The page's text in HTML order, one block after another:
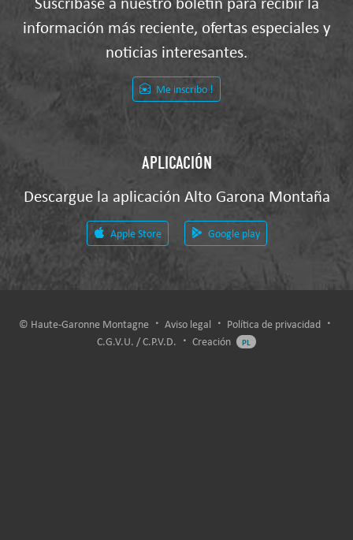
información más reciente, ofertas especiales y
noticias interesantes.
Me inscribo !
APLICACIÓN
Descargue la aplicación Alto Garona Montaña
Apple Store Google play
© Haute-Garonne Montagne Aviso legal
Política de privacidad
C.G.V.U. / C.P.V.D.
Creación PL